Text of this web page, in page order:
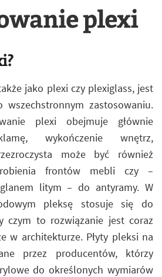
plexi
jako plexi czy plexiglass, jest
zastosowaniu.
plexi obejmuje głównie
wykończenie wnętrz,
może być również
frontów mebli czy –
litym – do antyramy. W
pleksę stosuje się do
czym to rozwiązanie jest coraz
w architekturze. Płyty pleksi na
przez producentów, którzy
do określonych wymiarów